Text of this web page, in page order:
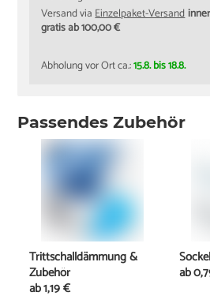
Versand viaEinzelpaket-Versand
gratis ab 100,00 €
Abholung vor Ort ca.:15.8. bis 18.8.
Passendes Zubehör
Trittschalldämmung &
Zubehör
ab1,19 €
ab